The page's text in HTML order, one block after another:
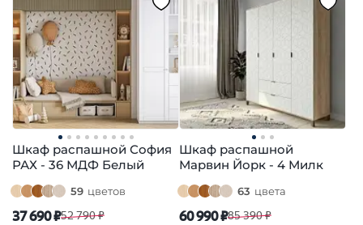
Шкаф распашной София
РАХ - 36 МДФ Белый
59 цветов
37 690 ₽52 790 ₽
Шкаф распашной
Марвин Йорк - 4 Милк
63 цвета
60 990 ₽85 390 ₽